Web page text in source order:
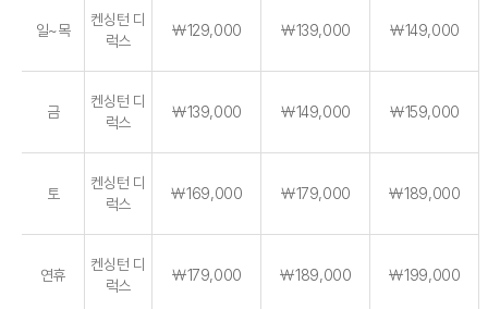
일~목
켄싱턴 디
럭스
￦129,000 ￦139,000 ￦149,000
금
켄싱턴 디
럭스
￦139,000 ￦149,000 ￦159,000
토
켄싱턴 디
럭스
￦169,000 ￦179,000 ￦189,000
연휴
켄싱턴 디
럭스
￦179,000 ￦189,000 ￦199,000